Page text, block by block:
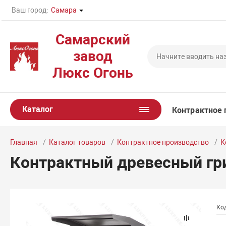
Ваш город: Самара
Самарский
завод
Люкс Огонь
Каталог Контрактное
Главная Каталог товаров Контрактное производство
Контрактный древесный